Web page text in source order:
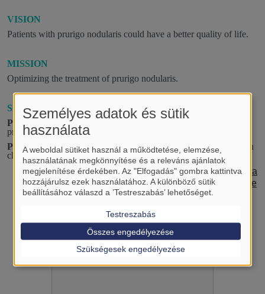
VISION
Patients with prurigo nodularis could have a better quality of life.
MISSION
Optimizing the treatment of prurigo nodularis.
SPECIFIC GOALS
PROJECT 1:
Comparing the safety and efficacy of biologics in
prurigo nodularis: a systematic review and meta-analysis.
PROJECT 2:Investigating the safety and efficacy of biologics in
chronic urticaria: a systematic review and meta-analysis.
Efficacy and Safety of Conventional and Biologic Thera
pies in Prurigo Nodularis: A Systematic Review and Me
ta-Analysis–IF:3.200,Quality:Q1,Journal:
Személyes adatok és sütik
használata
A weboldal sütiket használ a működtetése, elemzése,
használatának megkönnyítése és a releváns ajánlatok
megjelenítése érdekében. Az "Elfogadás" gombra kattintva
hozzájárulsz ezek használatához. A különböző sütik
beállításához válaszd a ’Testreszabás’ lehetőséget.
Testreszabás
Szükségesek engedélyezése
Összes engedélyezése